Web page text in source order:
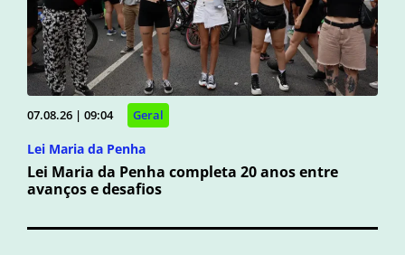
07.08.26 | 09:04 Geral
Lei Maria da Penha
Lei Maria da Penha completa 20 anos entre
avanços e desafios